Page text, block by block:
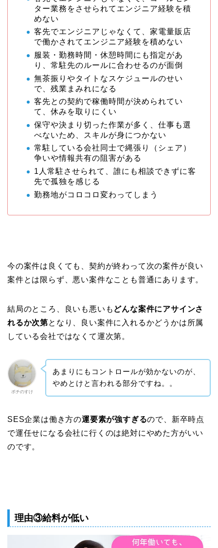
ター業務をさせられてエンジニア経験を積
めない
客先でエンジニアじゃなくて、家電量販店
で働かされてエンジニア経験を積めない
服装・勤務時間・休憩時間にも指定があ
り、常駐先のルールに合わせるのが面倒
無茶振りやタイトなスケジュールのせい
で、残業まみれになる
客先との契約で稼働時間が決められてい
て、休みを取りにくい
保守や決まり切った作業が多く、仕事も選
べないため、スキルが身につかない
常駐している会社同士で縄張り（シェア）
争いや情報共有の阻害がある
1人常駐させられて、誰にも相談できずに客
先で孤独を感じる
勤務地がコロコロ変わってしまう
今の案件は良くても、契約が終わって次の案件が良い
案件とは限らず、悪い案件なことも普通にあります。
結局のところ、良いも悪いも どんな案件にアサインさ
れるか次第となり、良い案件に入れるかどうかは所属
している会社ではなくて運次第。
ポチのすけ
あまりにもコントロールが効かないのが、
やめとけと言われる部分ですね。。
SES企業は働き方の運要素が強すぎるので、新卒時点
で運任せになる会社に行くのは絶対にやめた方がいい
のです。
理由③給料が低い